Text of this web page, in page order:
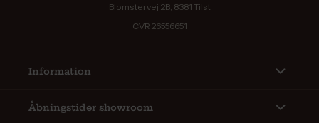
Blomstervej 2B, 8381 Tilst
CVR 26556651
Information
Åbningstider showroom